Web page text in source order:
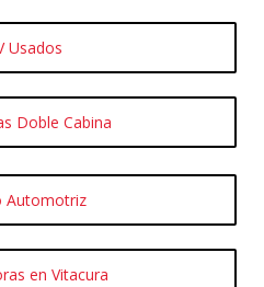
Usados
Doble Cabina
Automotriz
en Vitacura